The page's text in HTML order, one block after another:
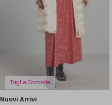
Taglie Comode
Nuovi Arrivi